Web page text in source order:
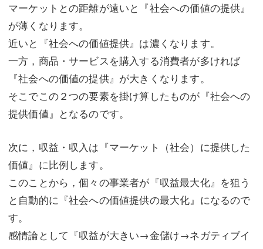
マーケットとの距離が遠いと『社会への価値の提供』
が薄くなります。
近いと『社会への価値提供』は濃くなります。
一方，商品・サービスを購入する消費者が多ければ
『社会への価値の提供』が大きくなります。
そこでこの２つの要素を掛け算したものが『社会への
提供価値』となるのです。
次に，収益・収入は『マーケット（社会）に提供した
価値』に比例します。
このことから，個々の事業者が『収益最大化』を狙う
と自動的に『社会への価値提供の最大化』になるので
す。
感情論として『収益が大きい→金儲け→ネガティブイ